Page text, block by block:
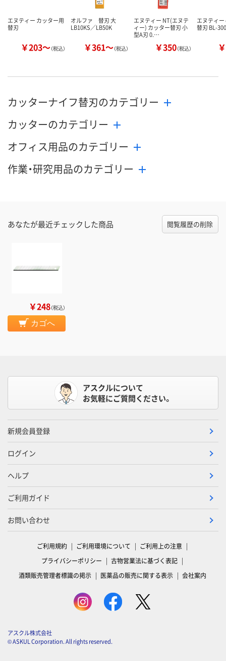
エヌティー カッター用
替刃
￥203～（税込）
オルファ 替刃 大
LB10KS／LB50K
￥361～（税込）
エヌティー NT(エヌテ
ィー) カッター替刃 小
型A刃 0.…
￥350（税込）
エヌティ
替刃 BL-
カッターナイフ替刃のカテゴリー
カッターのカテゴリー
オフィス用品のカテゴリー
作業・研究用品のカテゴリー
あなたが最近チェックした商品 閲覧履歴の削除
￥248（税込）
カゴへ
アスクルについて
お気軽にご質問ください。
新規会員登録
ログイン
ヘルプ
ご利用ガイド
お問い合わせ
ご利用規約 ご利用環境について
ご利用上の注意
プライバシーポリシー
古物営業法に基づく表記
酒類販売管理者標識の掲示
医薬品の販売に関する表示 会社案内
アスクル株式会社
© ASKUL Corporation. All rights reserved.